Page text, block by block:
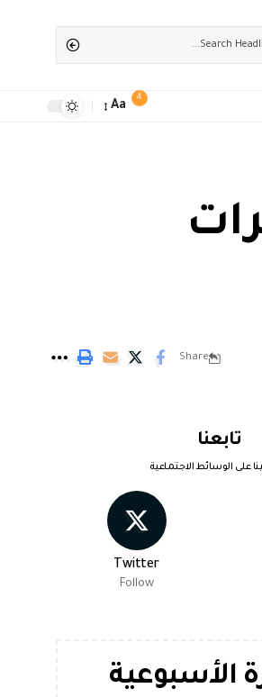
4
Aa
Share
تابعنا
على الوسائط الاجتماعية
Twitter
Follow
الأسبوعية